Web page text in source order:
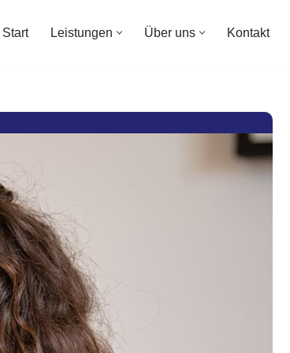
Start Leistungen Über uns Kontakt